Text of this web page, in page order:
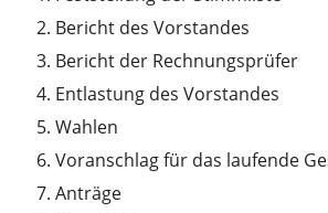
Bericht des Vorstandes
Bericht der Rechnungsprüfer
Entlastung des Vorstandes
Wahlen
Voranschlag für das laufende
Anträge